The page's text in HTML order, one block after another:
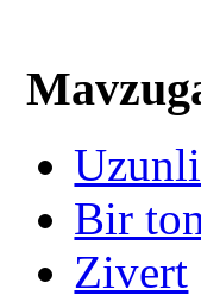
Bir
Zivert